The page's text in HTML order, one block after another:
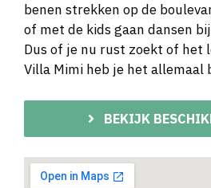
benen strekken op de
of met de kids gaan dansen
Dus of je nu rust zoekt of het
Villa Mimi heb je het allemaal
BEKIJK